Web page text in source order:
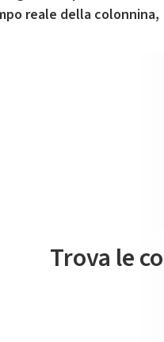
reale della colonnina,
Il servizio di mobilità
Trova le